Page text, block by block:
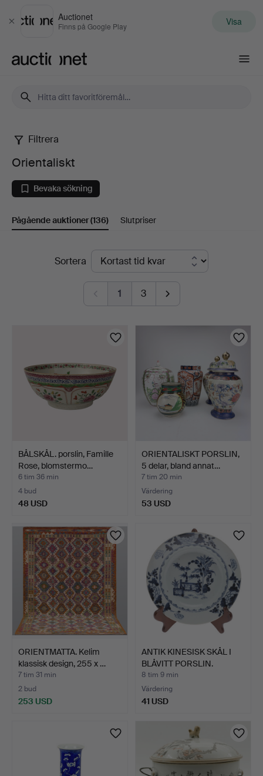
Stäng
Auctionet
Finns på Google Play Visa
Orientaliskt
Filtrera
Orientaliskt
Bevaka sökning
Pågående auktioner(136) Slutpriser
PågåendeSortera
1 3
BÅLSKÅL. porslin, Famille
Rose, blomstermo…
6 tim 36 min
4 bud
48 USD
ORIENTALISKT PORSLIN,
5 delar, bland annat…
7 tim 20 min
Värdering
53 USD
ORIENTMATTA. Kelim
klassisk design, 255 x …
7 tim 31 min
2 bud
253 USD
ANTIK KINESISK SKÅL I
BLÅVITT PORSLIN.
8 tim 9 min
Värdering
41 USD